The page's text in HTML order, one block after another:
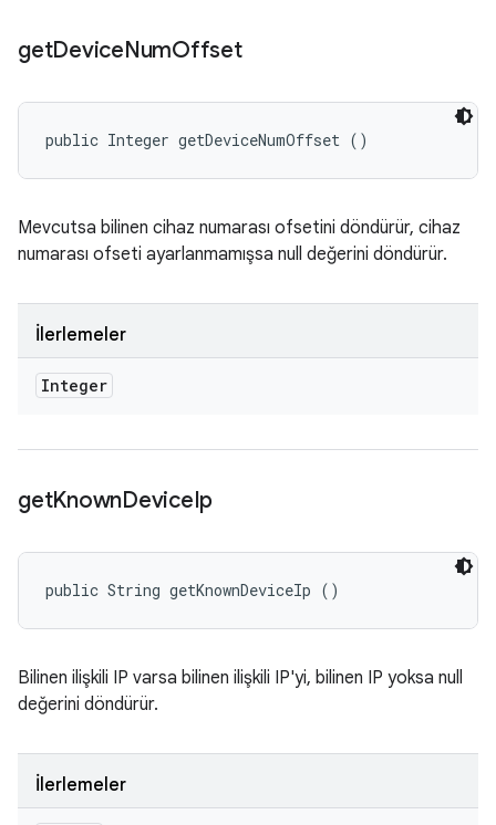
getDeviceNumOffset
public Integer getDeviceNumOffset ()
Mevcutsa bilinen cihaz numarası ofsetini döndürür, cihaz
numarası ofseti ayarlanmamışsa null değerini döndürür.
İlerlemeler
Integer
getKnownDeviceIp
public String getKnownDeviceIp ()
Bilinen ilişkili IP varsa bilinen ilişkili IP'yi, bilinen IP yoksa null
değerini döndürür.
İlerlemeler